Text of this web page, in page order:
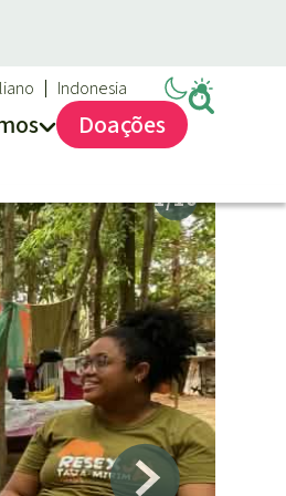
Indonesia
Doações
das florestas